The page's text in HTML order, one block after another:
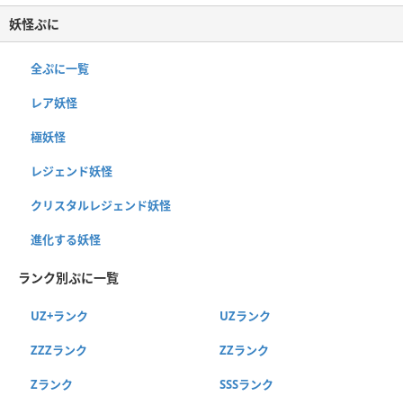
妖怪ぷに
全ぷに一覧
レア妖怪
極妖怪
レジェンド妖怪
クリスタルレジェンド妖怪
進化する妖怪
ランク別ぷに一覧
UZ+ランク UZランク
ZZZランク ZZランク
Zランク SSSランク